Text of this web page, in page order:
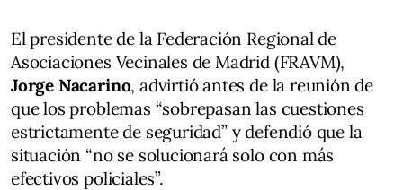
El presidente de la Federación Regional de
Asociaciones Vecinales de Madrid (FRAVM),
Jorge Nacarino, advirtió antes de la reunión de
que los problemas “sobrepasan las cuestiones
estrictamente de seguridad” y defendió que la
situación “no se solucionará solo con más
efectivos policiales”.